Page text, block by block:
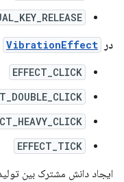
در VibrationEffect
EFFECT_CLICK
EFFECT_TICK
ایجاد دانش مشترک بین